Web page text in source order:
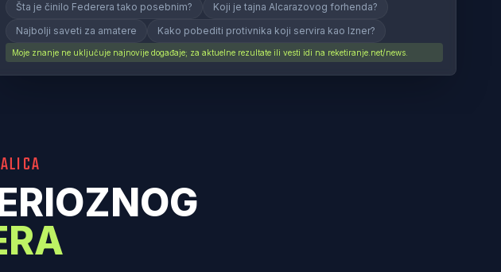
Šta je činilo Federera tako posebnim?
Koji je tajna Alcarazovog forhenda?
Najbolji saveti za amatere
Kako pobediti protivnika koji servira kao Izner?
Moje znanje ne uključuje najnovije događaje; za aktuelne rezultate ili vesti idi na reketiranje.net/news.